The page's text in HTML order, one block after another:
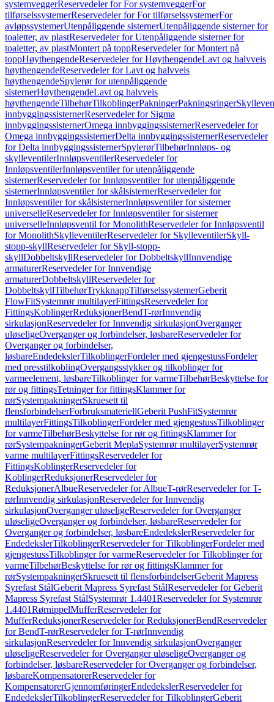
systemveggerReservedeler for For systemveggerFor
tilførselssystemerReservedeler for For tilførselssystemerFor
avløpssystemerUtenpåliggende sisternerUtenpåliggende sisterner for
toaletter, av plastReservedeler for Utenpåliggende sisterner for
toaletter, av plastMontert på toppReservedeler for Montert på
toppHøythengendeReservedeler for HøythengendeLavt og halvveis
høythengendeReservedeler for Lavt og halvveis
høythengendeSpylerør for utenpåliggende
sisternerHøythengendeLavt og halvveis
høythengendeTilbehørTilkoblingerPakningerPakningsringer
innbyggingssisternerReservedeler for Sigma
innbyggingssisternerOmega innbyggingssisternerReservedeler for
Omega innbyggingssisternerDelta innbyggingssisternerReservedeler
for Delta innbyggingssisternerSpylerørTilbehørInnløps- og
skylleventilerInnløpsventilerReservedeler for
InnløpsventilerInnløpsventiler for utenpåliggende
sisternerReservedeler for Innløpsventiler for utenpåliggende
sisternerInnløpsventiler for skålsisternerReservedeler for
Innløpsventiler for skålsisternerInnløpsventiler for sisterner
universelleReservedeler for Innløpsventiler for sisterner
universelleInnløpsventil for MonolithReservedeler for Innløpsventil
for MonolithSkylleventilerReservedeler for SkylleventilerSkyll-
stopp-skyllReservedeler for Skyll-stopp-
skyllDobbeltskyllReservedeler for DobbeltskyllInnvendige
armaturerReservedeler for Innvendige
armaturerDobbeltskyllReservedeler for
DobbeltskyllTilbehørTrykknappTilførselssystemerGeberit
FlowFitSystemrør multilayerFittingsReservedeler for
FittingsKoblingerReduksjonerBendT-rørInnvendig
sirkulasjonReservedeler for Innvendig sirkulasjonOverganger
uløseligeOverganger og forbindelser, løsbareReservedeler for
Overganger og forbindelser,
løsbareEndedekslerTilkoblingerFordeler med gjengestussFordeler
med presstilkoblingOvergangsstykker og tilkoblinger for
varmeelement, løsbareTilkoblinger for varmeTilbehørBeskyttelse for
rør og fittingsTetninger for fittingsKlammer for
rørSystempakningerSkruesett til
flensforbindelserForbruksmateriellGeberit PushFitSystemrør
multilayerFittingsTilkoblingerFordeler med gjengestussTilkoblinger
for varmeTilbehørBeskyttelse for rør og fittingsKlammer for
rørSystempakningerGeberit MeplaSystemrør multilayerSystemrør
varme multilayerFittingsReservedeler for
FittingsKoblingerReservedeler for
KoblingerReduksjonerReservedeler for
ReduksjonerAlbueReservedeler for AlbueT-rørReservedeler for T-
rørInnvendig sirkulasjonReservedeler for Innvendig
sirkulasjonOverganger uløseligeReservedeler for Overganger
uløseligeOverganger og forbindelser, løsbareReservedeler for
Overganger og forbindelser, løsbareEndedekslerReservedeler for
EndedekslerTilkoblingerReservedeler for TilkoblingerFordeler med
gjengestussTilkoblinger for varmeReservedeler for Tilkoblinger for
varmeTilbehørBeskyttelse for rør og fittingsKlammer for
rørSystempakningerSkruesett til flensforbindelserGeberit Mapress
Syrefast StålGeberit Mapress Syrefast StålReservedeler for Geberit
Mapress Syrefast StålSystemrør 1.4401Reservedeler for Systemrør
1.4401RørnippelMufferReservedeler for
MufferReduksjonerReservedeler for ReduksjonerBendReservedeler
for BendT-rørReservedeler for T-rørInnvendig
sirkulasjonReservedeler for Innvendig sirkulasjonOverganger
uløseligeReservedeler for Overganger uløseligeOverganger og
forbindelser, løsbareReservedeler for Overganger og forbindelser,
løsbareKompensatorerReservedeler for
KompensatorerGjennomføringerEndedekslerReservedeler for
EndedekslerTilkoblingerReservedeler for TilkoblingerGeberit